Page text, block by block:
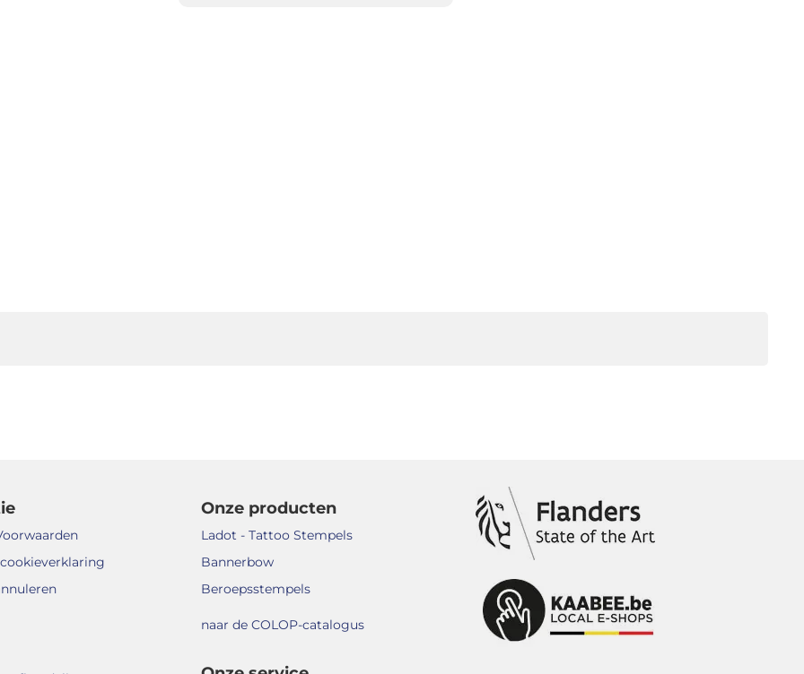
Onze producten
Ladot - Tattoo Stempels
Bannerbow
Beroepsstempels
naar de COLOP-catalogus